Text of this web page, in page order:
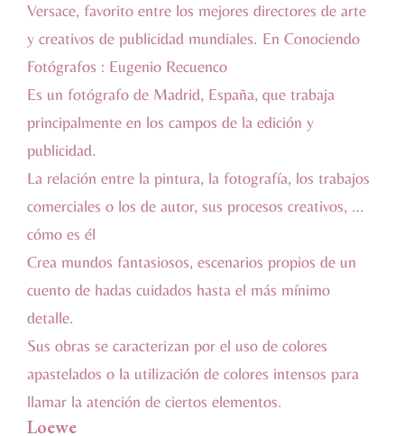
Versace, favorito entre los mejores directores de arte
y creativos de publicidad mundiales. En Conociendo
Fotógrafos : Eugenio Recuenco
Es un fotógrafo de Madrid, España, que trabaja
principalmente en los campos de la edición y
publicidad.
La relación entre la pintura, la fotografía, los trabajos
comerciales o los de autor, sus procesos creativos, …
cómo es él
Crea mundos fantasiosos, escenarios propios de un
cuento de hadas cuidados hasta el más mínimo
detalle.
Sus obras se caracterizan por el uso de colores
apastelados o la utilización de colores intensos para
llamar la atención de ciertos elementos.
Loewe